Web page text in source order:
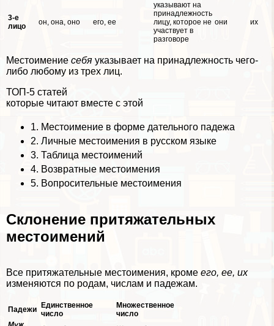
3-е
лицо
он, она, оно его, ее
указывают на
принадлежность
лицу, которое не
участвует в
разговоре
они их
Местоимение себя указывает на принадлежность чего-
либо любому из трех лиц.
ТОП-5 статей
которые читают вместе с этой
1. Местоимение в форме дательного падежа
2. Личные местоимения в русском языке
3. Таблица местоимений
4. Возвратные местоимения
5. Вопросительные местоимения
Склонение притяжательных
местоимений
Все притяжательные местоимения, кроме его, ее, их
изменяются по родам, числам и падежам.
Падежи
Единственное
число
Множественное
число